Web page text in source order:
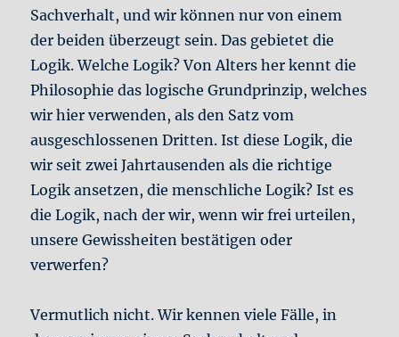
Sachverhalt, und wir können nur von einem
der beiden überzeugt sein. Das gebietet die
Logik. Welche Logik? Von Alters her kennt die
Philosophie das logische Grundprinzip, welches
wir hier verwenden, als den Satz vom
ausgeschlossenen Dritten. Ist diese Logik, die
wir seit zwei Jahrtausenden als die richtige
Logik ansetzen, die menschliche Logik? Ist es
die Logik, nach der wir, wenn wir frei urteilen,
unsere Gewissheiten bestätigen oder
verwerfen?
Vermutlich nicht. Wir kennen viele Fälle, in